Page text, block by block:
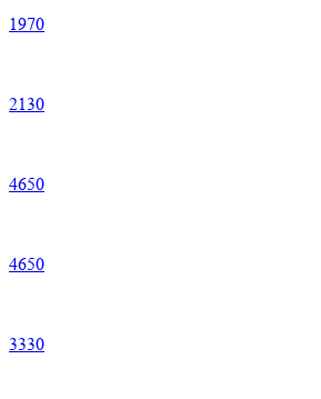
1970
2130
4650
4650
3330